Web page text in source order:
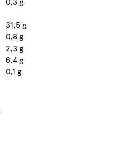
31,5 g
0,8 g
2,3 g
6,4 g
0,1 g